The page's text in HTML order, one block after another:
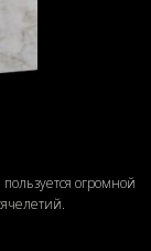
огромной